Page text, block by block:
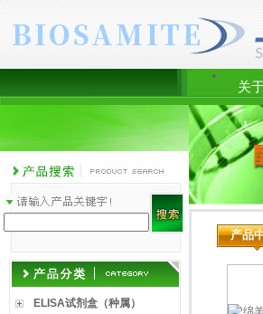
关
ELISA试剂盒（种属）
产品